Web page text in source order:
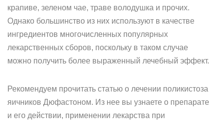
крапиве, зеленом чае, траве володушка и прочих.
Однако большинство из них используют в качестве
ингредиентов многочисленных популярных
лекарственных сборов, поскольку в таком случае
можно получить более выраженный лечебный эффект.
Рекомендуем прочитать статью о лечении поликистоза
яичников Дюфастоном. Из нее вы узнаете о препарате
и его действии, применении лекарства при